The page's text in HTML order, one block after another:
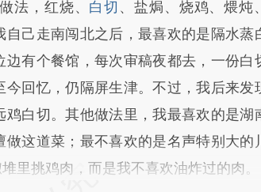
法，红烧、 白切 、盐焗、烧鸡、煨炖
己走南闯北之后，最喜欢的是隔水蒸
有个餐馆，每次审稿夜都去，一份白
回忆，仍隔屏生津。不过，我后来发
白切。其他做法里，我最喜欢的是湖
这道菜；最不喜欢的是名声特别大的
里挑鸡肉，而是我不喜欢油炸过的肉。